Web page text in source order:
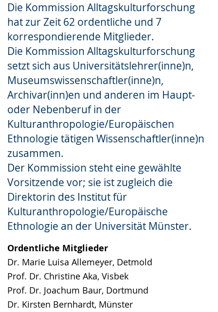
Die Kommission Alltagskulturforschung
hat zur Zeit 62 ordentliche und 7
korrespondierende Mitglieder.
Die Kommission Alltagskulturforschung
setzt sich aus Universitätslehrer(inne)n,
Museumswissenschaftler(inne)n,
Archivar(inn)en und anderen im Haupt-
oder Nebenberuf in der
Kulturanthropologie/Europäischen
Ethnologie tätigen Wissenschaftler(inne)n
zusammen.
Der Kommission steht eine gewählte
Vorsitzende vor; sie ist zugleich die
Direktorin des Institut für
Kulturanthropologie/Europäische
Ethnologie an der Universität Münster.
Ordentliche Mitglieder
Dr. Marie Luisa Allemeyer, Detmold
Prof. Dr. Christine Aka, Visbek
Prof. Dr. Joachum Baur, Dortmund
Dr. Kirsten Bernhardt, Münster
wechseln.
Deutscher
Gebärdensprache
wird
angezeigt.